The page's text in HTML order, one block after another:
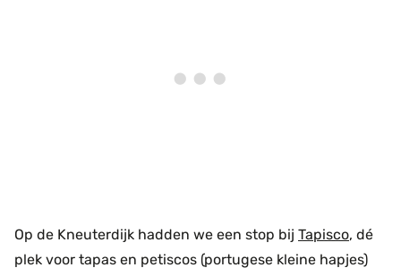
Op de Kneuterdijk hadden we een stop bij Tapisco, dé
plek voor tapas en petiscos (portugese kleine hapjes)